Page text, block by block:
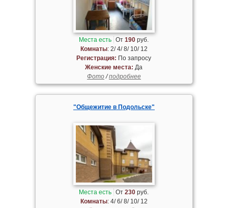
Места есть От190 руб.
Комнаты: 2/ 4/ 8/ 10/ 12
Регистрация: По запросу
Женские места: Да
Фото/подробнее
"Общежитие в Подольске"
Места есть От230 руб.
Комнаты: 4/ 6/ 8/ 10/ 12